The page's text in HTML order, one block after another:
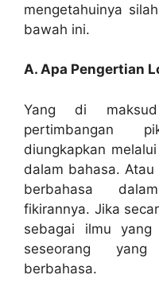
mengetahuinya
bawah ini.
A. Apa Pengertian
Yang di
pertimbangan
diungkapkan
dalam bahasa.
berbahasa
fikirannya. Jika
sebagai ilmu yang
seseorang
berbahasa.